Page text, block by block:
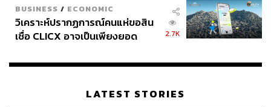
BUSINESS / ECONOMIC
วิเคราะห์ปรากฏการณ์คนแห่ขอสิน
เชื่อ CLICX อาจเป็นเพียงยอด
เรือนไทยที่ถูกซุกไว้
2.7K
LATEST STORIES